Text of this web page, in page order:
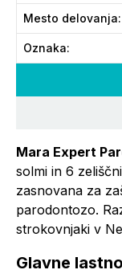
Mara Expert
solmi in 6
zasnovana za
parodontozo.
strokovnjaki v
Glavne
Mesto delovanja:
Oznaka: